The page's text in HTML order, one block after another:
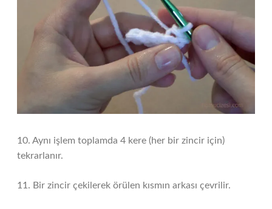
10. Aynı işlem toplamda 4 kere (her bir zincir için)
tekrarlanır.
11. Bir zincir çekilerek örülen kısmın arkası çevrilir.